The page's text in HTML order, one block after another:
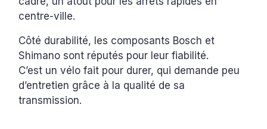
centre-ville.
Côté durabilité, les composants Bosch et
Shimano sont réputés pour leur fiabilité.
C’est un vélo fait pour durer, qui demande peu
d’entretien grâce à la qualité de sa
transmission.